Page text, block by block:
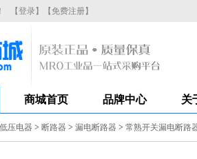
【登录】 【免费注册】
商城首页 品牌中心 关
低压电器 > 断路器 > 漏电断路器 > 常熟开关漏电断路